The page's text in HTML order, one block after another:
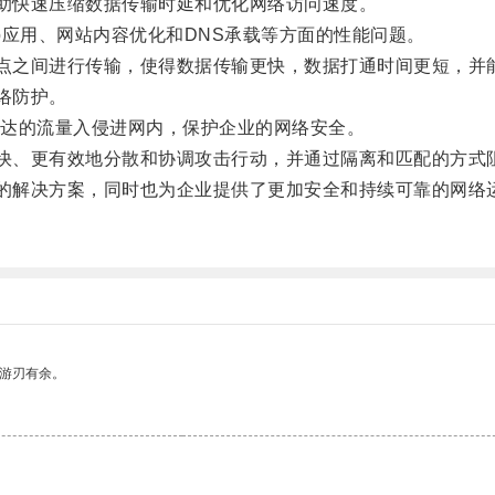
压缩数据传输时延和优化网络访问速度。
、网站内容优化和DNS承载等方面的性能问题。
进行传输，使得数据传输更快，数据打通时间更短，并
护。
流量入侵进网内，保护企业的网络安全。
有效地分散和协调攻击行动，并通过隔离和匹配的方式
方案，同时也为企业提供了更加安全和持续可靠的网络
刃有余。